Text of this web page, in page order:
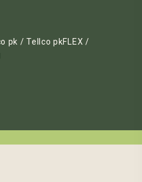
pk / Tellco pkFLEX /